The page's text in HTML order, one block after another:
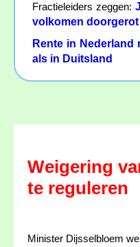
Fractieleiders zeggen:
volkomen doorgerot
Rente in Nederland
als in Duitsland
Weigering
te reguleren
Minister Dijsselbloem